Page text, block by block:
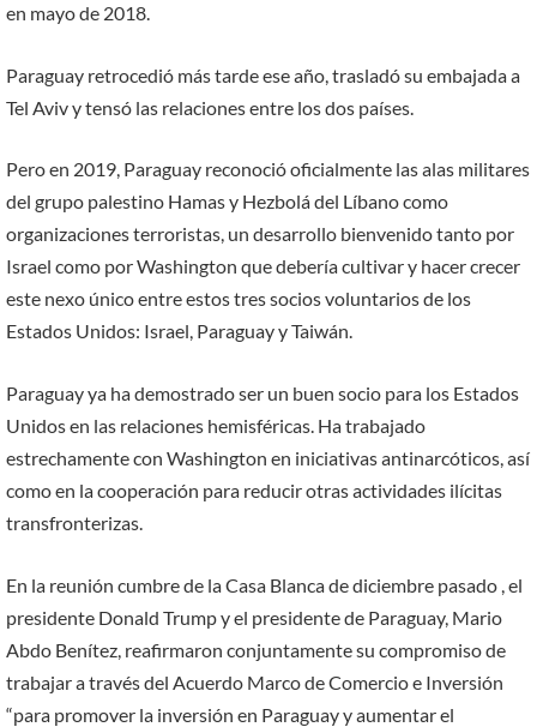
en mayo de 2018.
Paraguay retrocedió más tarde ese año, trasladó su embajada a
Tel Aviv y tensó las relaciones entre los dos países.
Pero en 2019, Paraguay reconoció oficialmente las alas militares
del grupo palestino Hamas y Hezbolá del Líbano como
organizaciones terroristas, un desarrollo bienvenido tanto por
Israel como por Washington que debería cultivar y hacer crecer
este nexo único entre estos tres socios voluntarios de los
Estados Unidos: Israel, Paraguay y Taiwán.
Paraguay ya ha demostrado ser un buen socio para los Estados
Unidos en las relaciones hemisféricas. Ha trabajado
estrechamente con Washington en iniciativas antinarcóticos, así
como en la cooperación para reducir otras actividades ilícitas
transfronterizas.
En la reunión cumbre de la Casa Blanca de diciembre pasado , el
presidente Donald Trump y el presidente de Paraguay, Mario
Abdo Benítez, reafirmaron conjuntamente su compromiso de
trabajar a través del Acuerdo Marco de Comercio e Inversión
“para promover la inversión en Paraguay y aumentar el